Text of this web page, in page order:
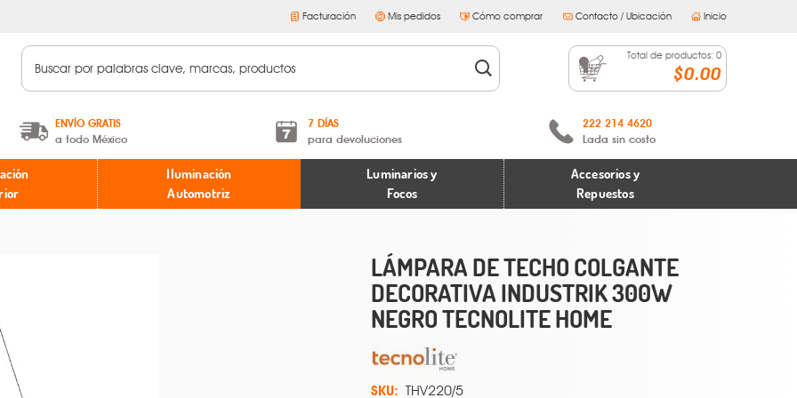
Facturación Mis pedidos Cómo comprar Contacto / Ubicación Inicio
Total de productos: 0
$0.00
ENVÍO GRATIS
a todo México
A partir de $599 MXN.
* Aplican restricciones
7 DÍAS
para devoluciones
Términos y condiciones
Políticas de devoluciones
222 214 4620
Lada sin costo
Iluminación
Automotriz
Luminarios y
Focos
Accesorios y
Repuestos
LÁMPARA DE TECHO COLGANTE
DECORATIVA INDUSTRIK 300W
NEGRO TECNOLITE HOME
SKU: THV220/5